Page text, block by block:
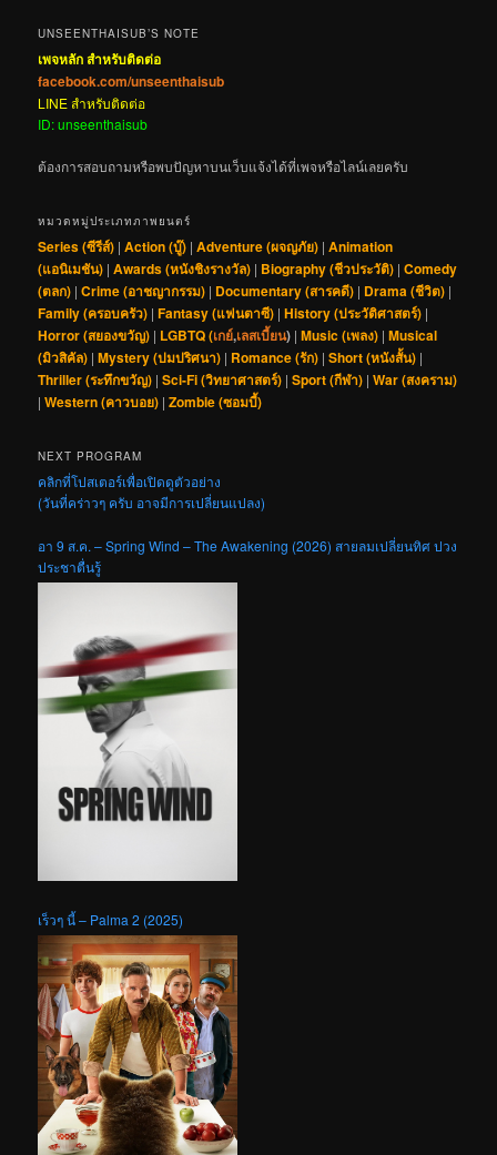
UNSEENTHAISUB’S NOTE
เพจหลัก สำหรับติดต่อ
facebook.com/unseenthaisub
LINE สำหรับติดต่อ
ID: unseenthaisub
ต้องการสอบถามหรือพบปัญหาบนเว็บแจ้งได้ที่เพจหรือไลน์เลยครับ
หมวดหมู่ประเภทภาพยนตร์
Series (ซีรีส์) |Action (บู๊) |Adventure (ผจญภัย) |Animation
(แอนิเมชัน) |Awards (หนังชิงรางวัล) | Biography (ชีวประวัติ) |Comedy
(ตลก) |Crime (อาชญากรรม) | Documentary (สารคดี) | Drama (ชีวิต) |
Family (ครอบครัว) |Fantasy (แฟนตาซี) |History (ประวัติศาสตร์) |
Horror (สยองขวัญ) | LGBTQ (เกย์,เลสเบี้ยน) |Music (เพลง) |Musical
(มิวสิคัล) |Mystery (ปมปริศนา) | Romance (รัก) |Short (หนังสั้น) |
Thriller (ระทึกขวัญ) |Sci-Fi (วิทยาศาสตร์) |Sport (กีฬา) |War (สงคราม)
|Western (คาวบอย) |Zombie (ซอมบี้)
NEXT PROGRAM
คลิกที่โปสเตอร์เพื่อเปิดดูตัวอย่าง
(วันที่คร่าวๆ ครับ อาจมีการเปลี่ยนแปลง)
อา 9 ส.ค. – Spring Wind – The Awakening (2026) สายลมเปลี่ยนทิศ ปวง
ประชาตื่นรู้
เร็วๆ นี้ – Palma 2 (2025)